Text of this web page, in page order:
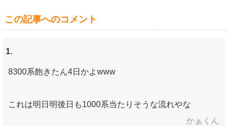
この記事へのコメント
1.
8300系飽きたん4日かよwww
これは明日明後日も1000系当たりそうな流れやな
かぁくん